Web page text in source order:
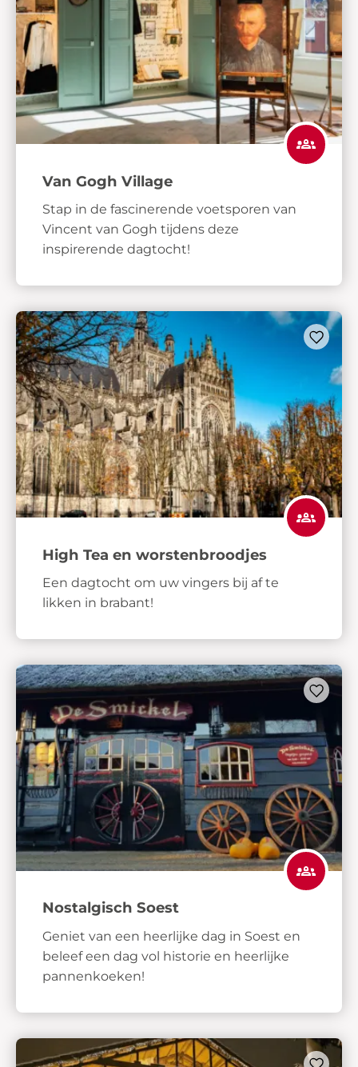
Van Gogh Village
Stap in de fascinerende voetsporen van
Vincent van Gogh tijdens deze
inspirerende dagtocht!
High Tea en worstenbroodjes
Een dagtocht om uw vingers bij af te
likken in brabant!
Nostalgisch Soest
Geniet van een heerlijke dag in Soest en
beleef een dag vol historie en heerlijke
pannenkoeken!